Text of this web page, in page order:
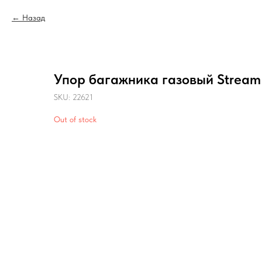
Назад
Упор багажника газовый
SKU: 22621
Out of stock